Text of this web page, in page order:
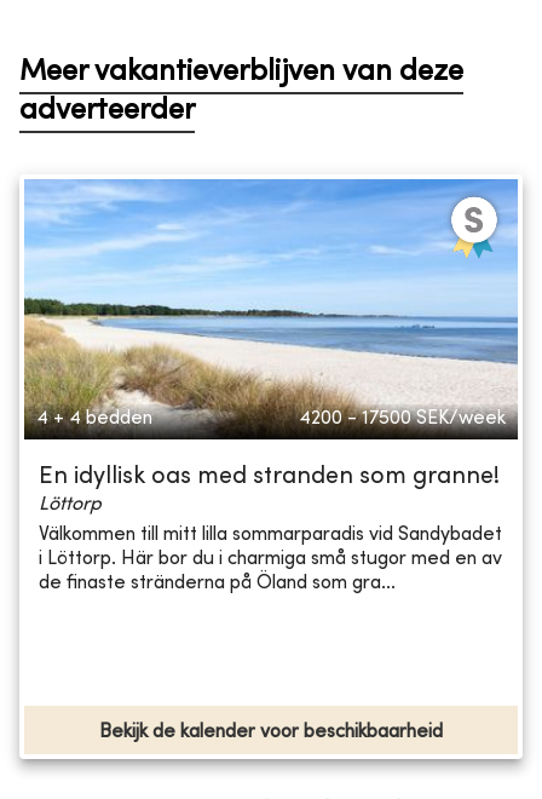
Meer vakantieverblijven van deze
adverteerder
4 + 4 bedden 4200 - 17500 SEK/week
En idyllisk oas med stranden som granne!
Löttorp
Välkommen till mitt lilla sommarparadis vid Sandybadet
i Löttorp. Här bor du i charmiga små stugor med en av
de finaste stränderna på Öland som gra...
Bekijk de kalender voor beschikbaarheid